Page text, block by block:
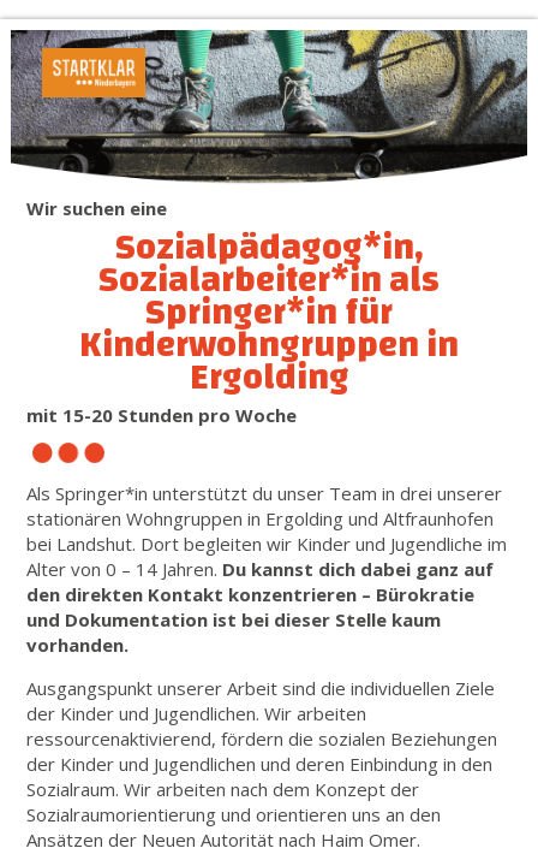
Wir suchen eine
Sozialpädagog*in,
Sozialarbeiter*in als
Springer*in für
Kinderwohngruppen in
Ergolding
mit 15-20 Stunden pro Woche
Als Springer*in unterstützt du unser Team in drei unserer
stationären Wohngruppen in Ergolding und Altfraunhofen
bei Landshut. Dort begleiten wir Kinder und Jugendliche im
Alter von 0 – 14 Jahren. Du kannst dich dabei ganz auf
den direkten Kontakt konzentrieren – Bürokratie
und Dokumentation ist bei dieser Stelle kaum
vorhanden.
Ausgangspunkt unserer Arbeit sind die individuellen Ziele
der Kinder und Jugendlichen. Wir arbeiten
ressourcenaktivierend, fördern die sozialen Beziehungen
der Kinder und Jugendlichen und deren Einbindung in den
Sozialraum. Wir arbeiten nach dem Konzept der
Sozialraumorientierung und orientieren uns an den
Ansätzen der Neuen Autorität nach Haim Omer.